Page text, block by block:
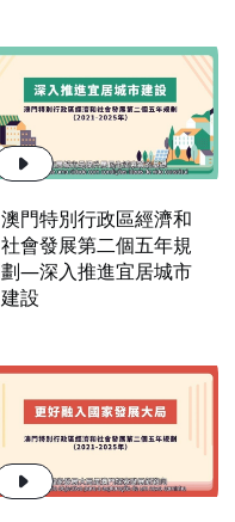
澳門特別行政區經濟和
社會發展第二個五年規
劃—深入推進宜居城市
建設